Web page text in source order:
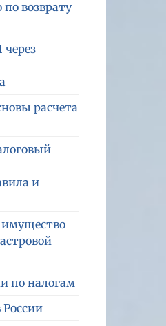
по возврату
расчета
и
имущество
по налогам
России